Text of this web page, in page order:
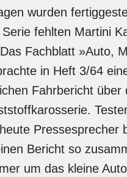
wurden
fehlten Martini
Fachblatt »Auto,
in Heft 3/64
Fahrbericht über
Pressesprecher
Bericht so
um das kleine Auto